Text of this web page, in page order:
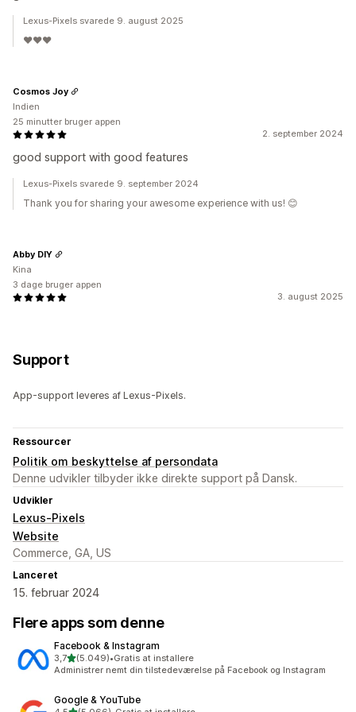
Lexus-Pixels svarede 9. august 2025
❤❤❤
2. september 2024
good support with good features
Cosmos Joy
Indien
25 minutter bruger appen
Lexus-Pixels svarede 9. september 2024
Thank you for sharing your awesome experience with us! 😊
3. august 2025
Abby DIY
Kina
3 dage bruger appen
Support
App-support leveres af Lexus-Pixels.
Ressourcer
Politik om beskyttelse af persondata
Denne udvikler tilbyder ikke direkte support på Dansk.
Udvikler
Lexus-Pixels
Website
Commerce, GA, US
Lanceret
15. februar 2024
Flere apps som denne
Facebook & Instagram
3,7ud af 5 stjerner
(5.049)
5049 anmeldelser i alt
•Gratis at installere
Administrer nemt din tilstedeværelse på Facebook og Instagram
Google & YouTube